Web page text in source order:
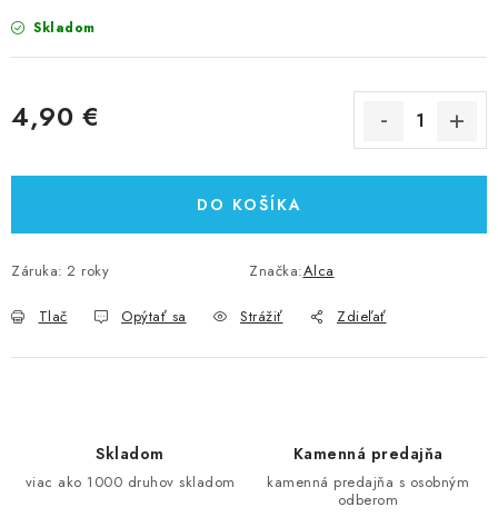
Skladom
4,90 €
DO KOŠÍKA
Záruka: 2 roky Značka:Alca
Tlač Opýtať sa Strážiť Zdieľať
Skladom
viac ako 1000 druhov skladom
Kamenná predajňa
kamenná predajňa s osobným
odberom